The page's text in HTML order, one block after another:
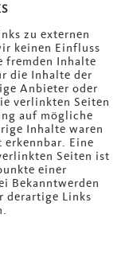
zu externen
keinen Einfluss
fremden Inhalte
die Inhalte der
Anbieter oder
verlinkten Seiten
auf mögliche
Inhalte waren
Eine
Seiten ist
einer
Bekanntwerden
derartige Links